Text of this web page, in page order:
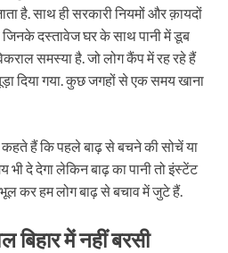
है. साथ ही सरकारी नियमों और क़ायदों
जिनके दस्तावेज घर के साथ पानी में डूब
समस्या है. जो लोग कैंप में रह रहे हैं
दिया गया. कुछ जगहों से एक समय खाना
कहते हैं कि पहले बाढ़ से बचने की सोचें या
भी दे देगा लेकिन बाढ़ का पानी तो इंस्टेंट
कर हम लोग बाढ़ से बचाव में जुटे हैं.
बिहार मेंनहींबरसी